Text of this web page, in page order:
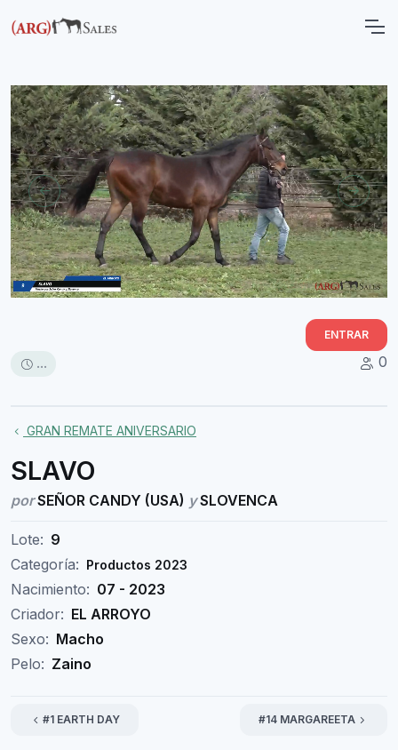
ENTRAR
... 0
GRAN REMATE ANIVERSARIO
SLAVO
porSEÑOR CANDY (USA) ySLOVENCA
Lote: 9
Categoría: Productos 2023
Nacimiento: 07 - 2023
Criador: EL ARROYO
Sexo: Macho
Pelo: Zaino
#1 EARTH DAY #14 MARGAREETA